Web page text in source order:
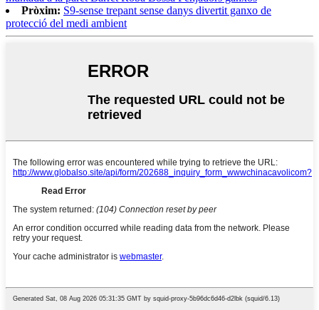
Pròxim: S9-sense trepant sense danys divertit ganxo de
protecció del medi ambient